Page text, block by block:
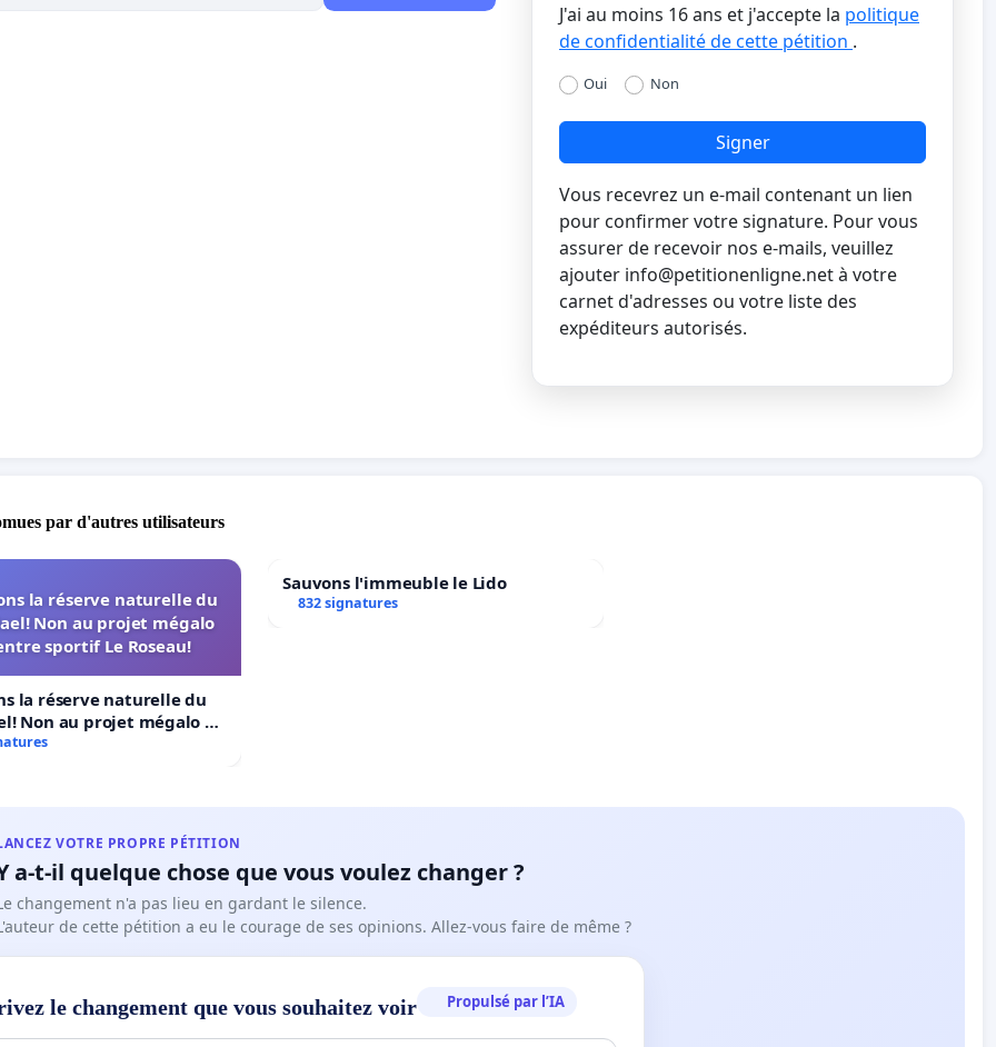
J'ai au moins 16 ans et j'accepte la politique
de confidentialité de cette pétition .
Oui Non
Signer
Vous recevrez un e-mail contenant un lien
pour confirmer votre signature. Pour vous
assurer de recevoir nos e-mails, veuillez
ajouter info@petitionenligne.netà votre
carnet d'adresses ou votre liste des
expéditeurs autorisés.
par d'autres utilisateurs
la réserve naturelle du
Non au projet mégalo
sportif Le Roseau!
la réserve naturelle du
Non au projet mégalo du
Le Roseau!
Sauvons l'immeuble le Lido
832 signatures
VOTRE PROPRE PÉTITION
a-t-il quelque chose que vous voulez changer ?
changement n'a pas lieu en gardant le silence.
de cette pétition a eu le courage de ses opinions. Allez-vous faire de même ?
le changement que vous souhaitez voir Propulsé par l’IA